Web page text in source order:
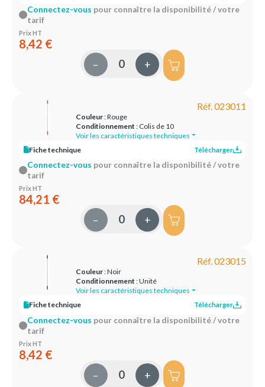
Connectez-vous pour connaître la disponibilité / votre
tarif
Prix HT
8,42 €
– +
Réf. 023011
Couleur: Rouge
Conditionnement : Colis de 10
Voir les caractéristiques techniques
Fiche technique
Télécharger
Connectez-vous pour connaître la disponibilité / votre
tarif
Prix HT
84,21 €
– +
Réf. 023015
Couleur: Noir
Conditionnement : Unité
Voir les caractéristiques techniques
Fiche technique
Télécharger
Connectez-vous pour connaître la disponibilité / votre
tarif
Prix HT
8,42 €
– +